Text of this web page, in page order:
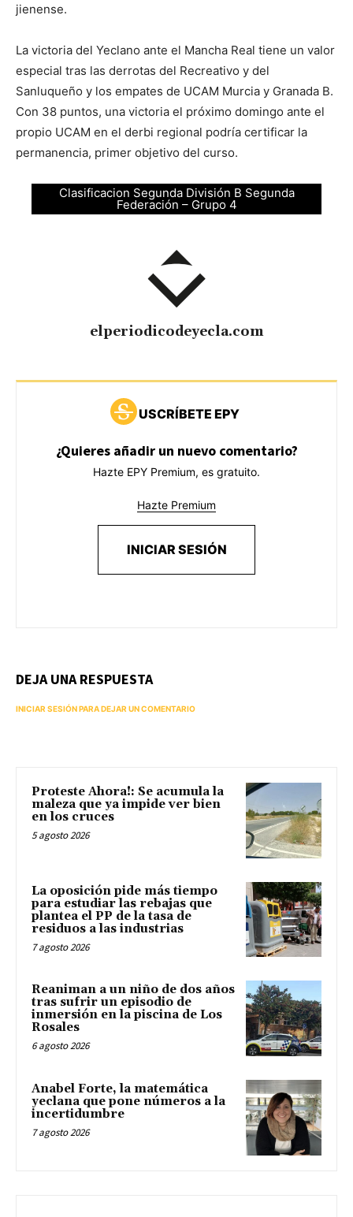
jienense.
La victoria del Yeclano ante el Mancha Real tiene un valor
especial tras las derrotas del Recreativo y del
Sanluqueño y los empates de UCAM Murcia y Granada B.
Con 38 puntos, una victoria el próximo domingo ante el
propio UCAM en el derbi regional podría certificar la
permanencia, primer objetivo del curso.
Clasificacion Segunda División B Segunda
Federación – Grupo 4
elperiodicodeyecla.com
USCRÍBETE EPY
¿Quieres añadir un nuevo comentario?
Hazte EPY Premium, es gratuito.
Hazte Premium
INICIAR SESIÓN
DEJA UNA RESPUESTA
INICIAR SESIÓN PARA DEJAR UN COMENTARIO
Proteste Ahora!: Se acumula la
maleza que ya impide ver bien
en los cruces
5 agosto 2026
La oposición pide más tiempo
para estudiar las rebajas que
plantea el PP de la tasa de
residuos a las industrias
7 agosto 2026
Reaniman a un niño de dos años
tras sufrir un episodio de
inmersión en la piscina de Los
Rosales
6 agosto 2026
Anabel Forte, la matemática
yeclana que pone números a la
incertidumbre
7 agosto 2026